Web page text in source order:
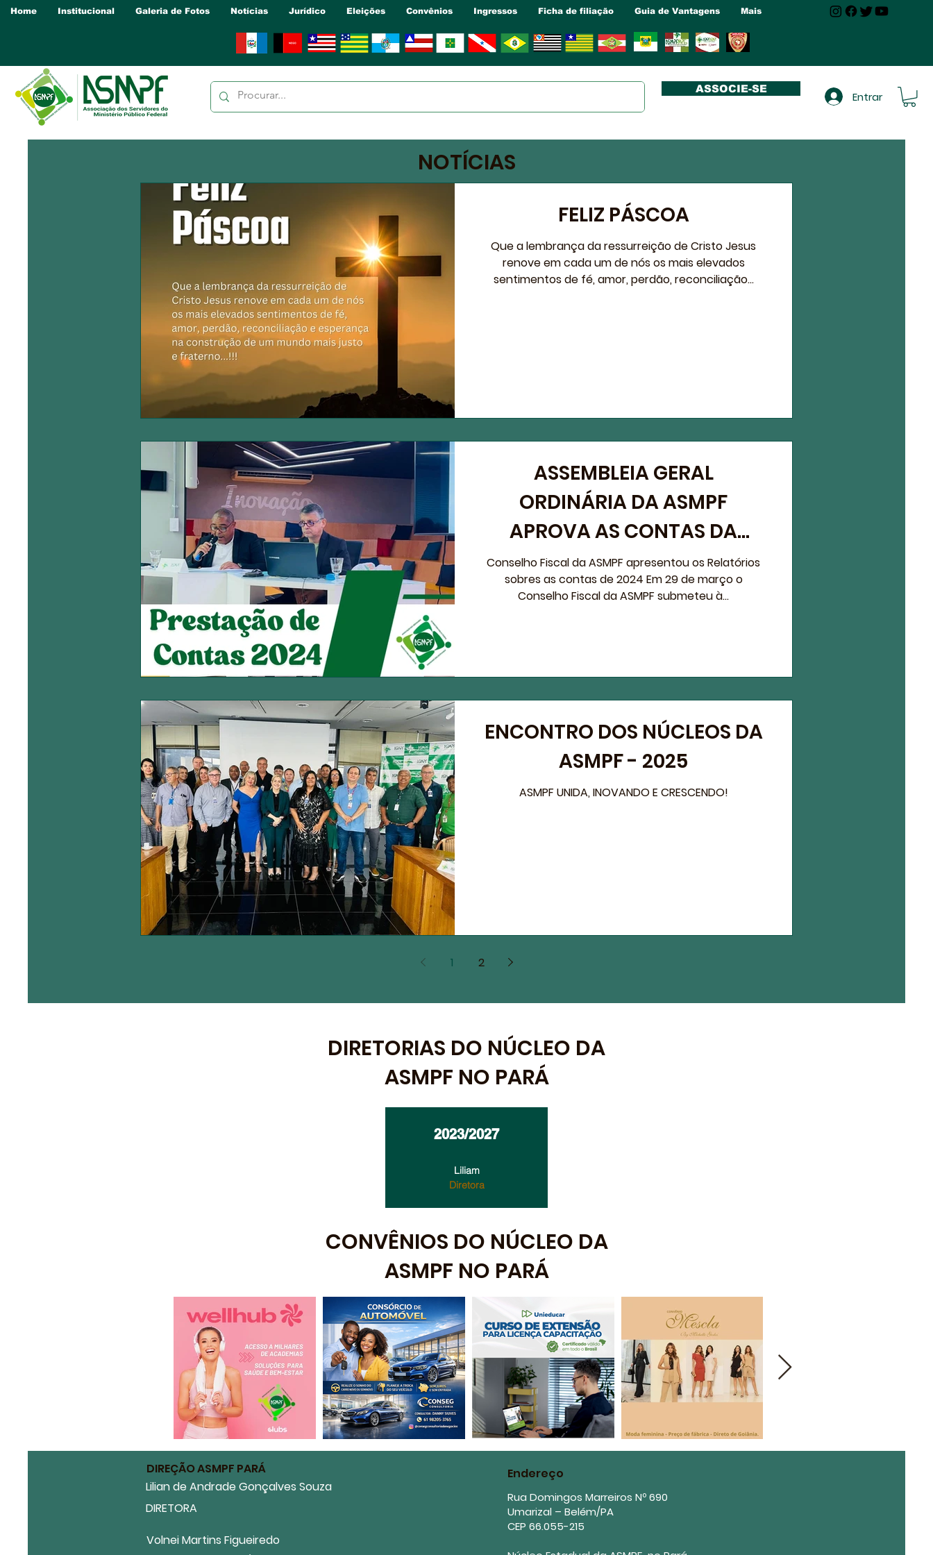
Home Institucional Galeria de Fotos Notícias Jurídico Eleições Convênios Ingressos Ficha de filiação Guia de Vantagens Mais
ASSOCIE-SE
Entrar
FELIZ PÁSCOA
Que a lembrança da ressurreição de Cristo Jesus
renove em cada um de nós os mais elevados
sentimentos de fé, amor, perdão, reconciliação...
ASSEMBLEIA GERAL
ORDINÁRIA DA ASMPF
APROVA AS CONTAS DA
DIRETORIA EXECUTIVA E
NÚCLEOS DA ASMPF
Conselho Fiscal da ASMPF apresentou os Relatórios
sobres as contas de 2024 Em 29 de março o
Conselho Fiscal da ASMPF submeteu à...
ENCONTRO DOS NÚCLEOS DA
ASMPF - 2025
ASMPF UNIDA, INOVANDO E CRESCENDO!
1 2
NOTÍCIAS
DIRETORIAS DO NÚCLEO DA
ASMPF NO PARÁ
2023/2027
Liliam
Diretora
CONVÊNIOS DO NÚCLEO DA
ASMPF NO PARÁ
DIREÇÃO ASMPF PARÁ
Lilian de Andrade Gonçalves Souza
DIRETORA
Volnei Martins Figueiredo
Endereço
Rua Domingos Marreiros Nº 690
Umarizal – Belém/PA
CEP 66.055-215